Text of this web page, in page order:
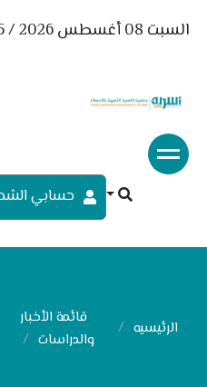
السبت 08 أغسطس 2026 / 25-صفر-1448
حسابي
الرئيسيه
قائمة الأخبار
والدراسات